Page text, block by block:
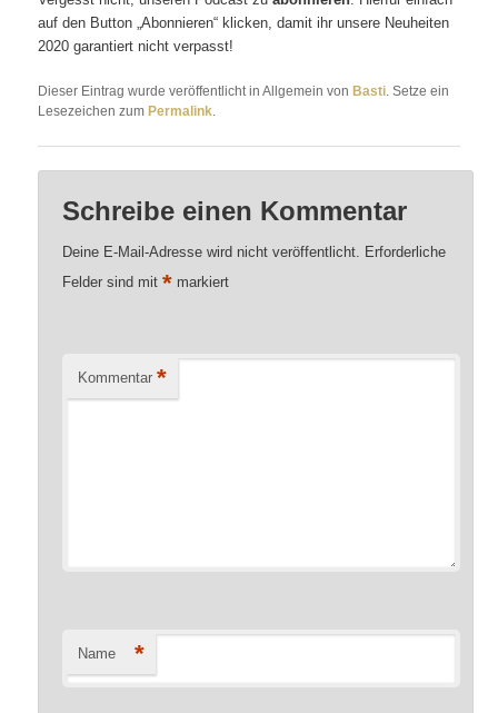
auf den Button „Abonnieren“ klicken, damit ihr unsere Neuheiten
2020 garantiert nicht verpasst!
Dieser Eintrag wurde veröffentlicht in Allgemein von Basti. Setze ein
Lesezeichen zum Permalink.
Schreibe einen Kommentar
Deine E-Mail-Adresse wird nicht veröffentlicht.
Erforderliche
Felder sind mit* markiert
Kommentar *
Name *